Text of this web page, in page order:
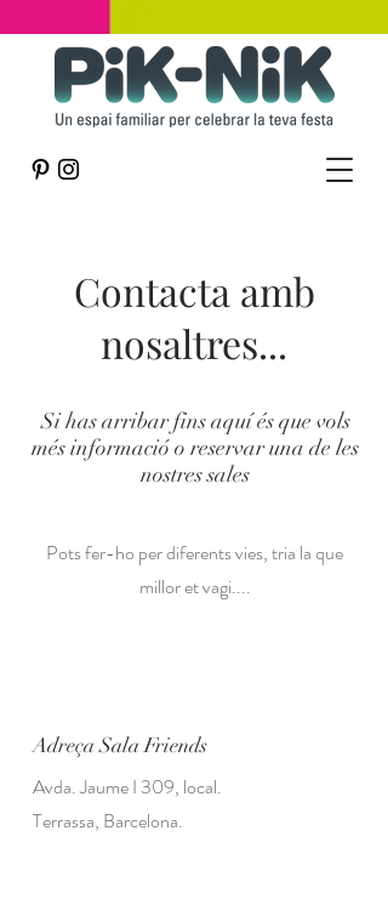
Contacta amb
nosaltres...
Si has arribar fins aquí és que vols
més informació o reservar una de les
nostres sales
Pots fer-ho per diferents vies, tria la que
millor et vagi....
Adreça Sala Friends
Avda. Jaume I 309, local.
Terrassa, Barcelona.